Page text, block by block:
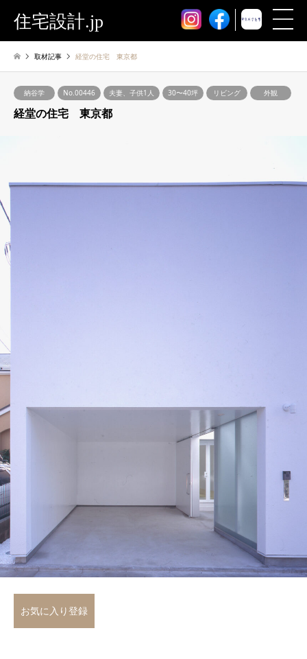
住宅設計.jp
取材記事 経堂の住宅 東京都
納谷学 No.00446 夫妻、子供1人 30〜40坪 リビング 外観
経堂の住宅 東京都
お気に入り登録